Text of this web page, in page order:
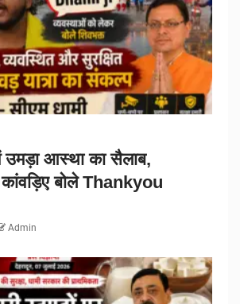
उमड़ा आस्था का सैलाब,
बोले Thankyou
Admin